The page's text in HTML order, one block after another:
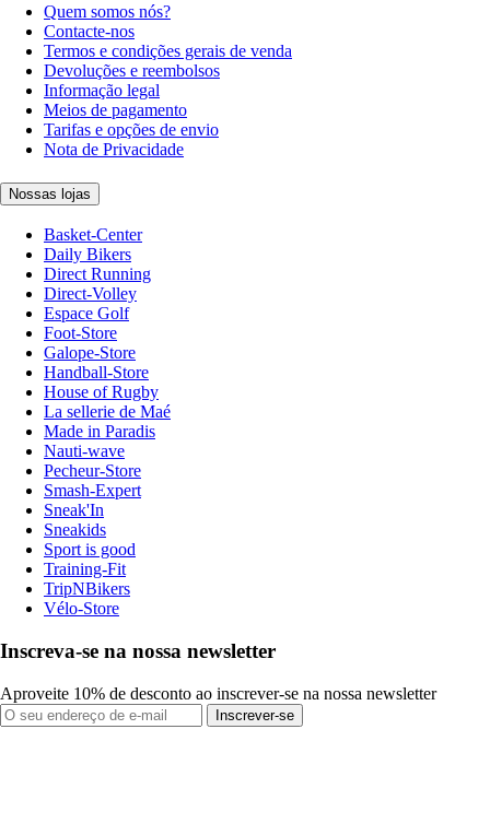
Quem somos nós?
Contacte-nos
Termos e condições gerais de venda
Devoluções e reembolsos
Informação legal
Meios de pagamento
Tarifas e opções de envio
Nota de Privacidade
Nossas lojas
Basket-Center
Daily Bikers
Direct Running
Direct-Volley
Espace Golf
Foot-Store
Galope-Store
Handball-Store
House of Rugby
La sellerie de Maé
Made in Paradis
Nauti-wave
Pecheur-Store
Smash-Expert
Sneak'In
Sneakids
Sport is good
Training-Fit
TripNBikers
Vélo-Store
Inscreva-se na nossa newsletter
Aproveite 10% de desconto ao inscrever-se na nossa newsletter
Inscrever-se